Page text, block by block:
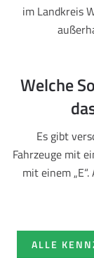
im Landkreis
Welche
Es gibt
Fahrzeuge mit
mit einem
ALLE